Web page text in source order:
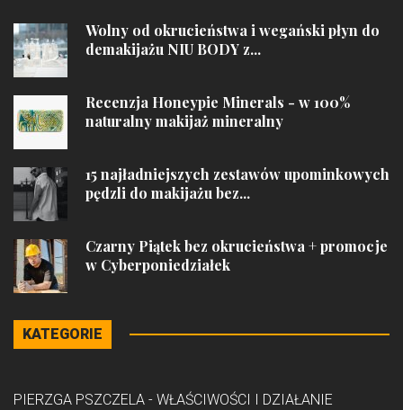
Wolny od okrucieństwa i wegański płyn do
demakijażu NIU BODY z...
Recenzja Honeypie Minerals - w 100%
naturalny makijaż mineralny
15 najładniejszych zestawów upominkowych
pędzli do makijażu bez...
Czarny Piątek bez okrucieństwa + promocje
w Cyberponiedziałek
KATEGORIE
PIERZGA PSZCZELA - WŁAŚCIWOŚCI I DZIAŁANIE